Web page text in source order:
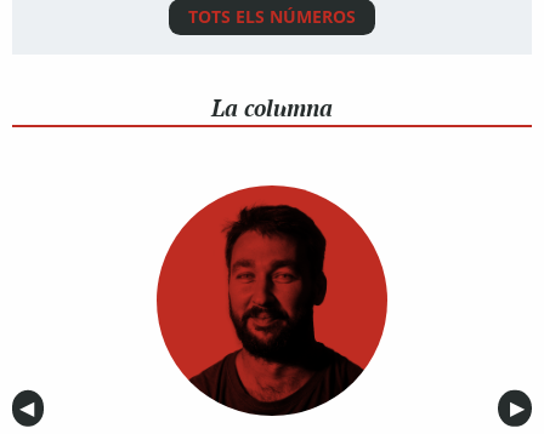
TOTS ELS NÚMEROS
La columna
Anterior
◀︎ ▶︎